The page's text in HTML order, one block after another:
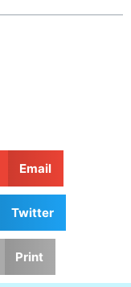
Email
Twitter
Print